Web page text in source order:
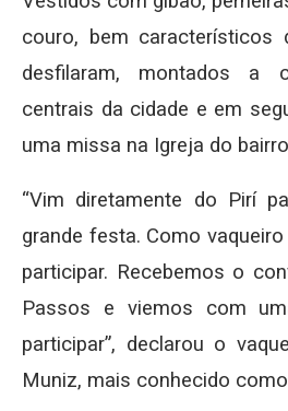
couro, bem característicos
desfilaram, montados a
centrais da cidade e em
uma missa na Igreja do
“Vim diretamente do Pirí
grande festa. Como
participar. Recebemos o
Passos e viemos com
participar”, declarou o
Muniz, mais conhecido